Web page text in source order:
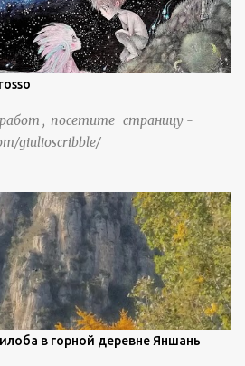
, посетите страницу -
giulioscribble/
в горной деревне Яншань